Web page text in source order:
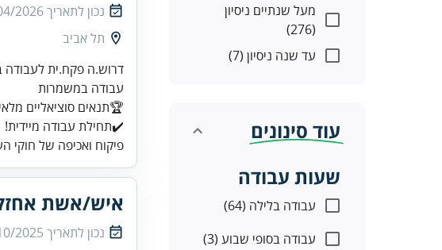
מעל שנתיים ניסיון
(276)
עד שנה ניסיון (7)
עוד סינונים
שעות עבודה
עבודה בלילה (64)
עבודה בסופי שבוע (3)
נכון לתאריך2026
תל אביב
✔️תחילת עבודה מיידית!
פיקוח ואכיפה של חוקי
איש/אשת
נכון לתאריך2025